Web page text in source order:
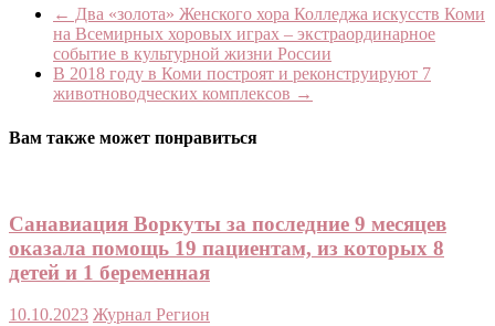
← Два «золота» Женского хора Колледжа искусств Коми
на Всемирных хоровых играх – экстраординарное
событие в культурной жизни России
В 2018 году в Коми построят и реконструируют 7
животноводческих комплексов →
Вам также может понравиться
Санавиация Воркуты за последние 9 месяцев
оказала помощь 19 пациентам, из которых 8
детей и 1 беременная
10.10.2023 Журнал Регион